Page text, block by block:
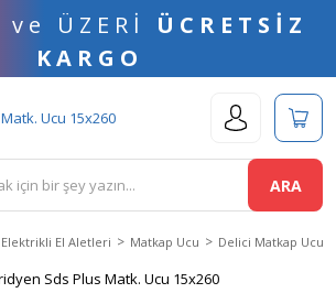
ÜZERİ ÜCRETSİZ
KARGO
ARA
Elektrikli El Aletleri Matkap Ucu Delici Matkap Ucu